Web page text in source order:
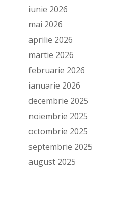
iunie 2026
mai 2026
aprilie 2026
martie 2026
februarie 2026
ianuarie 2026
decembrie 2025
noiembrie 2025
octombrie 2025
septembrie 2025
august 2025